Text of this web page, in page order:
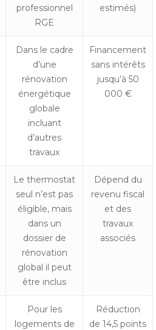
professionnel
RGE
estimés)
Dans le cadre
d’une
rénovation
énergétique
globale
incluant
d’autres
travaux
Financement
sans intérêts
jusqu’à 50
000 €
Le thermostat
seul n’est pas
éligible, mais
dans un
dossier de
rénovation
global il peut
être inclus
Dépend du
revenu fiscal
et des
travaux
associés
Pour les
logements de
Réduction
de 14,5 points